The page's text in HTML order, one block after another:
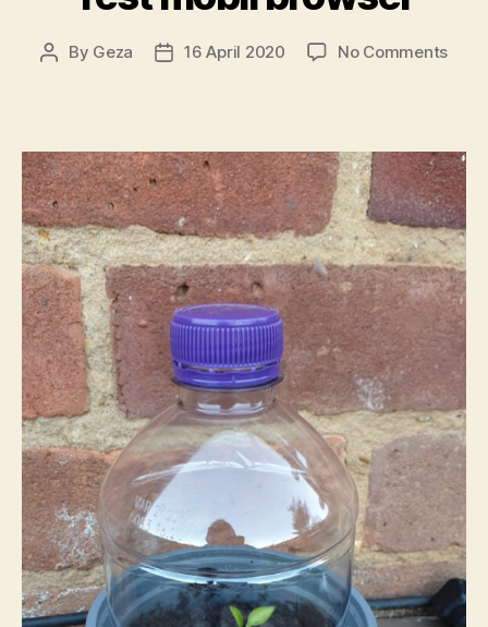
Post
By Geza
Post16 April 2020 No Commentson